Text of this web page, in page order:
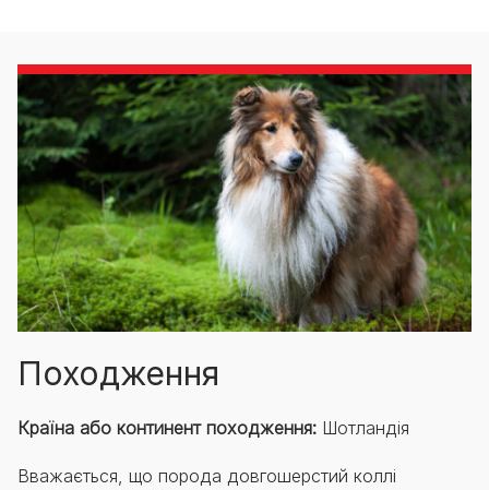
Походження
Країна або континент походження: Шотландія
Вважається, що порода довгошерстий коллі